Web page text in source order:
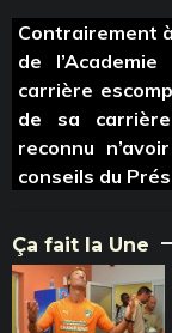
Contrairement
de
carrière
de sa
reconnu
conseils du
Ça fait la Une